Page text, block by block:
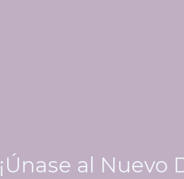
¡Únase al